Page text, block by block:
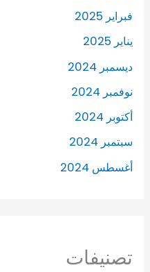
فبراير 2025
يناير 2025
ديسمبر 2024
نوفمبر 2024
أكتوبر 2024
سبتمبر 2024
أغسطس 2024
تصنيفات